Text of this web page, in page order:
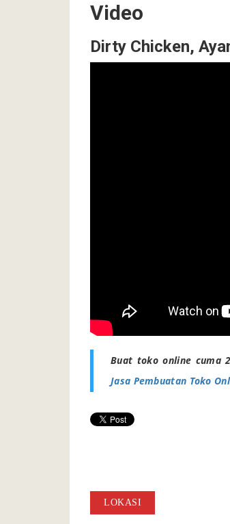
Video
Dirty Chicken,
Buat toko online cuma
Jasa Pembuatan Toko
LOKASI